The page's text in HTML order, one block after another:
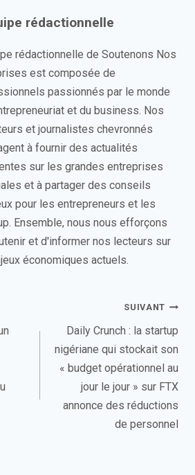
rédactionnelle
rédactionnelle de Soutenons Nos
est composée de
passionnés par le monde
et du business. Nos
et journalistes chevronnés
à fournir des actualités
sur les grandes entreprises
et à partager des conseils
pour les entrepreneurs et les
Ensemble, nous nous efforçons
et d'informer nos lecteurs sur
économiques actuels.
SUIVANT
Daily Crunch : la startup
nigériane qui stockait son
« budget opérationnel au
jour le jour » sur FTX
annonce des réductions
de personnel